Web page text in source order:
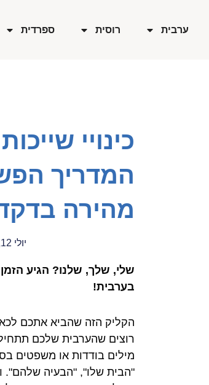
ערבית רוסית ספרדית
כינויי
המדריך
מהירה
יולי 12, 2025
שלי, שלך, שלנו? הגיע הזמן
בערבית!
הקליק הזה שהביא אתכם
רוצים שהערבית שלכם
מילים בודדות או משפטים
"הבית שלו", "הבעיה שלהם".